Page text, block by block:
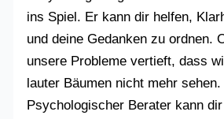
ins Spiel. Er kann dir helfen,
und deine Gedanken zu ordnen.
unsere Probleme vertieft, dass
lauter Bäumen nicht mehr
Psychologischer Berater kann